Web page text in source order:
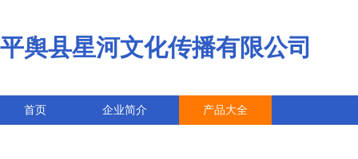
平舆县星河文化传播有限公司
首页 企业简介 产品大全